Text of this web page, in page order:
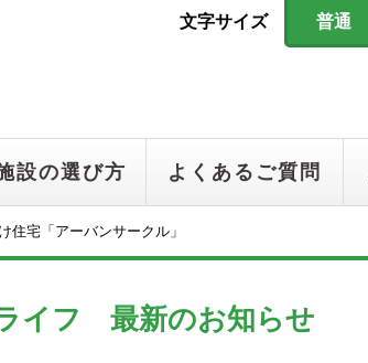
文字サイズ 普通
設の選び方 よくあるご質問
住宅「アーバンサークル」
イフ 最新のお知らせ